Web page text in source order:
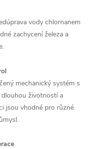
vody chlornanem
zachycení železa a
mechanický systém s
životností a
jsou vhodné pro různé